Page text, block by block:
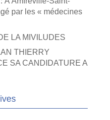
par les « médecines
LA MIVILUDES
THIERRY
SA CANDIDATURE A